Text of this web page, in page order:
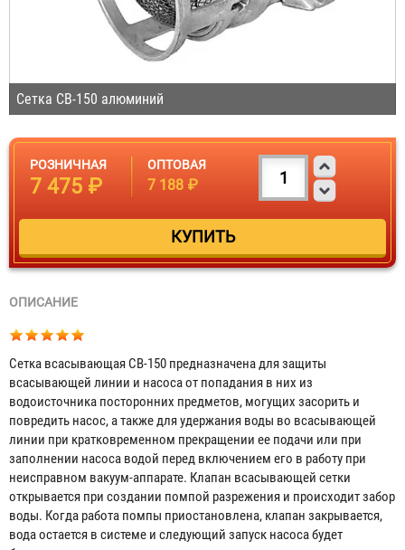
Сетка СВ-150 алюминий
РОЗНИЧНАЯ
7 475 ₽
ОПТОВАЯ
7 188 ₽
ОПИСАНИЕ
Сетка всасывающая СВ-150 предназначена для защиты
всасывающей линии и насоса от попадания в них из
водоисточника посторонних предметов, могущих засорить и
повредить насос, а также для удержания воды во всасывающей
линии при кратковременном прекращении ее подачи или при
заполнении насоса водой перед включением его в работу при
неисправном вакуум-аппарате. Клапан всасывающей сетки
открывается при создании помпой разрежения и происходит забор
воды. Когда работа помпы приостановлена, клапан закрывается,
вода остается в системе и следующий запуск насоса будет